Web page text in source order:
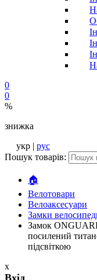
0
0
%
знижка
укр | рус
Пошук товарів:
🏠
Велотовари
Велоаксесуари
Замки
Замок
посилений
підсвіткою
x
Вхід